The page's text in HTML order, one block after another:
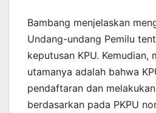
Bambang menjelaskan
Undang-undang Pemilu
keputusan KPU. Kemudian,
utamanya adalah bahwa
pendaftaran dan
berdasarkan pada PKPU